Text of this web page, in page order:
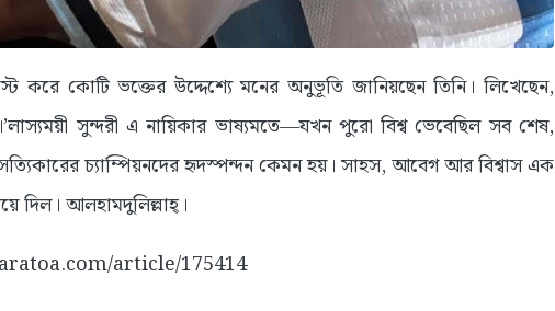
করে কোটি ভক্তের উদ্দেশ্যে মনের অনুভূতি জানিয়ছেন তিনি। লিখেছেন,
সুন্দরী এ নায়িকার ভাষ্যমতে―যখন পুরো বিশ্ব ভেবেছিল সব শেষ,
চ্যাম্পিয়নদের হৃদস্পন্দন কেমন হয়। সাহস, আবেগ আর বিশ্বাস এক
দিল। আলহামদুলিল্লাহ্।
article/175414